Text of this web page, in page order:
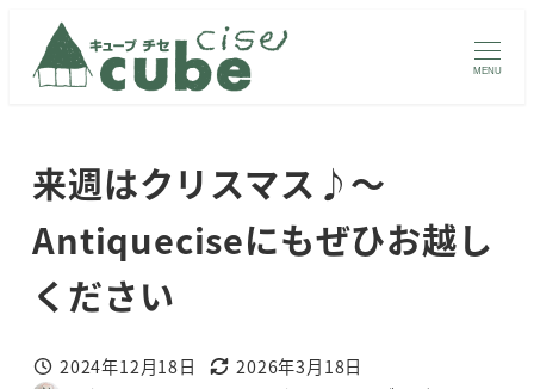
MENU
来週はクリスマス♪～
Antiqueciseにもぜひお越し
ください
投稿日
2024年12月18日
更新日
2026年3月18日